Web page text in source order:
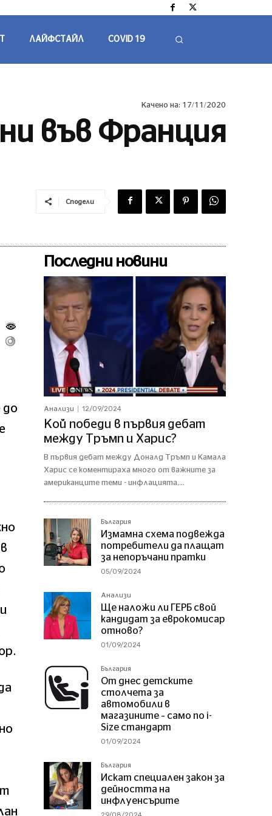
ЛАЙФСТАЙЛ COVID 19
Качено на: 17/11/2020
във Франция
Сподели
до
Последни новини
Анализи 12/09/2024
Кой победи в първия дебат
между Тръмп и Харис?
В първия дебат между Доналд Тръмп и Камала
Харис се коментираха много от важните за
американците теми - инфлацията,...
България
Измамна схема подвежда
потребители да плащат
за непоръчани пратки
05/09/2024
Анализи
Ще наложи ли ГЕРБ свой
кандидат за еврокомисар
отново?
01/09/2024
България
От днес детските
столчета за
автомобили в
магазините – само по i-
Size стандарт
01/09/2024
България
Искат специален закон за
дейността на
инфлуенсърите